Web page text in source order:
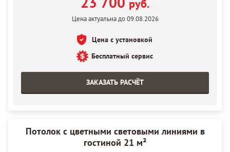
Полотно белое матовое MSD Premium
руб.
Цена актуальна до 09.08.2026
Цена с установкой
Бесплатный сервис
ЗАКАЗАТЬ РАСЧЁТ
Потолок с цветными световыми линиями в
гостиной 21 м²